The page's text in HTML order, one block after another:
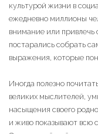
культурой жизни в
ежедневно миллионы
внимание или привлечь
постарались собрать
выражения, которые
Иногда полезно
великих мыслителей,
насыщения своего
и живо показывают всю